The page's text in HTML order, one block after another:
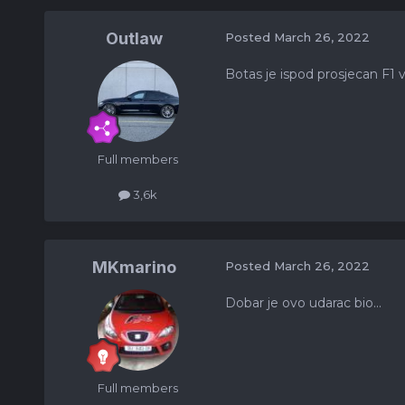
Outlaw
Full members
3,6k
Posted March 26, 2022
Botas je ispod prosjecan F1
MKmarino
Full members
Posted March 26, 2022
Dobar je ovo udarac bio...